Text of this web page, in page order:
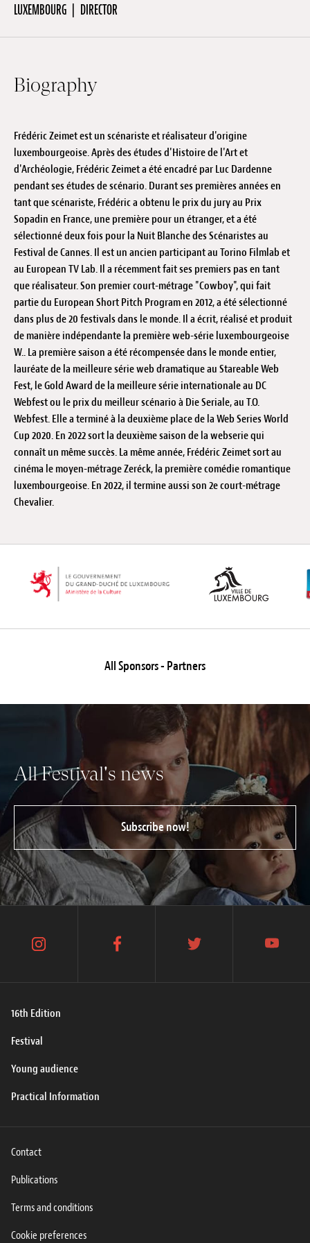
Jobs
Archives
LUXEMBOURG DIRECTOR
Biography
Frédéric Zeimet est un scénariste et réalisateur d'origine
luxembourgeoise. Après des études d'Histoire de l'Art et
d'Archéologie, Frédéric Zeimet a été encadré par Luc Dardenne
pendant ses études de scénario. Durant ses premières années en
tant que scénariste, Frédéric a obtenu le prix du jury au Prix
Sopadin en France, une première pour un étranger, et a été
sélectionné deux fois pour la Nuit Blanche des Scénaristes au
Festival de Cannes. Il est un ancien participant au Torino Filmlab et
au European TV Lab. Il a récemment fait ses premiers pas en tant
que réalisateur. Son premier court-métrage "Cowboy", qui fait
partie du European Short Pitch Program en 2012, a été sélectionné
dans plus de 20 festivals dans le monde. Il a écrit, réalisé et produit
de manière indépendante la première web-série luxembourgeoise
W.. La première saison a été récompensée dans le monde entier,
lauréate de la meilleure série web dramatique au Stareable Web
Fest, le Gold Award de la meilleure série internationale au DC
Webfest ou le prix du meilleur scénario à Die Seriale, au T.O.
Webfest. Elle a terminé à la deuxième place de la Web Series World
Cup 2020. En 2022 sort la deuxième saison de la webserie qui
connaît un même succès. La même année, Frédéric Zeimet sort au
cinéma le moyen-métrage Zeréck, la première comédie romantique
luxembourgeoise. En 2022, il termine aussi son 2e court-métrage
Chevalier.
All Sponsors - Partners
All Festival's news
Subscribe now!
16th Edition
Festival
Young audience
Practical Information
instagram facebook twitter youtube
Contact
Publications
Terms and conditions
Cookie preferences